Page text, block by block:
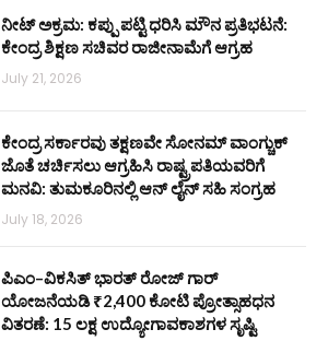
ನೀಟ್ ಅಕ್ರಮ: ಕಪ್ಪು ಪಟ್ಟಿ ಧರಿಸಿ ಮೌನ ಪ್ರತಿಭಟನೆ:
ಕೇಂದ್ರ ಶಿಕ್ಷಣ ಸಚಿವರ ರಾಜೀನಾಮೆಗೆ ಆಗ್ರಹ
July 21, 2026
ಕೇಂದ್ರ ಸರ್ಕಾರವು ತಕ್ಷಣವೇ ಸೋನಮ್ ವಾಂಗ್ಚುಕ್
ಜೊತೆ ಚರ್ಚಿಸಲು ಆಗ್ರಹಿಸಿ ರಾಷ್ಟ್ರಪತಿಯವರಿಗೆ
ಮನವಿ: ತುಮಕೂರಿನಲ್ಲಿ ಆನ್‌ ಲೈನ್ ಸಹಿ ಸಂಗ್ರಹ
July 18, 2026
ಪಿಎಂ–ವಿಕಸಿತ್ ಭಾರತ್ ರೋಜ್‌ ಗಾರ್
ಯೋಜನೆಯಡಿ ₹2,400 ಕೋಟಿ ಪ್ರೋತ್ಸಾಹಧನ
ವಿತರಣೆ: 15 ಲಕ್ಷ ಉದ್ಯೋಗಾವಕಾಶಗಳ ಸೃಷ್ಟಿ